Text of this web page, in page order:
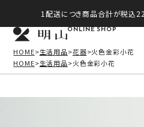
1配送につき商品合計が税込
ONLINE SHOP
HOME 生活用品 花器 火色金彩小花
HOME
生活用品 火色金彩小花